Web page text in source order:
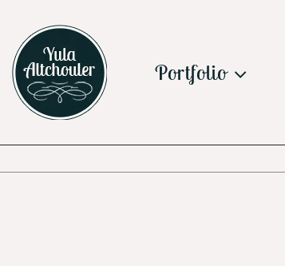
Portfolio